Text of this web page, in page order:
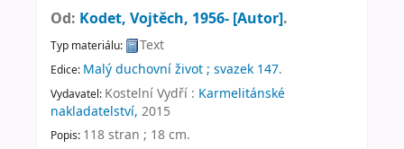
Od: Kodet, Vojtěch, 1956- [Autor].
Typ materiálu: Text
Edice: Malý duchovní život ; svazek 147.
Vydavatel: Kostelní Vydří : Karmelitánské
nakladatelství, 2015
Popis: 118 stran ; 18 cm.